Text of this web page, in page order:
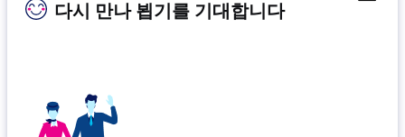
다시 만나 뵙기를 기대합니다